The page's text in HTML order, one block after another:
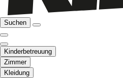
Suchen
Kinderbetreuung
Zimmer
Kleidung